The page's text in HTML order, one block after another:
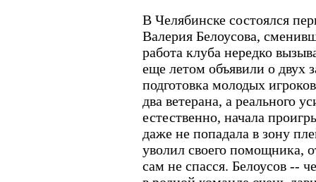
В Челябинске состоялся
Валерия Белоусова,
работа клуба нередко
еще летом объявили о двух
подготовка молодых
два ветерана, а реального
естественно, начала
даже не попадала в зону
уволил своего помощника,
сам не спасся. Белоусов --